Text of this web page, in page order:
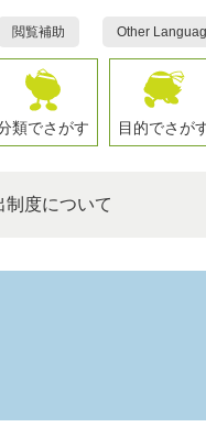
閲覧補助 Other
類でさがす 目的でさが
度について